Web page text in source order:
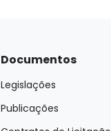
Documentos
Legislações
Publicações